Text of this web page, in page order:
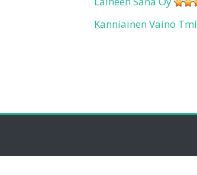
Kanniainen Väinö Tmi